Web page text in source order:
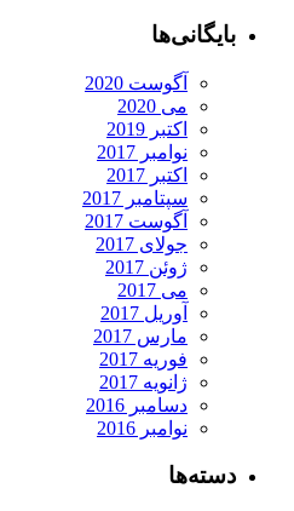
بایگانی‌ها
آگوست 2020
می 2020
اکتبر 2019
نوامبر 2017
اکتبر 2017
سپتامبر 2017
آگوست 2017
جولای 2017
ژوئن 2017
می 2017
آوریل 2017
مارس 2017
فوریه 2017
ژانویه 2017
دسامبر 2016
نوامبر 2016
دسته‌ها